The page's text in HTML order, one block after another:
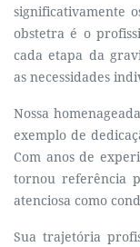
significativamente
obstetra é o
cada etapa da
as necessidades
Nossa
exemplo de
Com anos de
tornou referência
atenciosa como
Sua trajetória